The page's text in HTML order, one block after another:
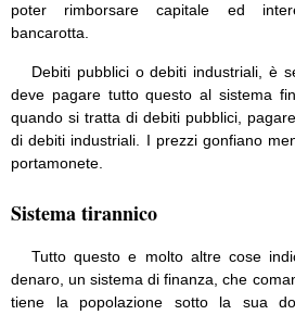
poter rimborsare capitale ed
bancarotta.
Debiti pubblici o debiti industriali, è
deve pagare tutto questo al sistema
quando si tratta di debiti pubblici,
di debiti industriali. I prezzi gonfiano
portamonete.
Sistema tirannico
Tutto questo e molto altre cose
denaro, un sistema di finanza, che
tiene la popolazione sotto la sua